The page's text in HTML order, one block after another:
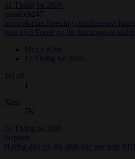
31 Tháng ba 2026
giaodich247
https://forum.forexitig.com/forums/
giao dịch Forex uy tín
Mr Le Khoi
17 Tháng hai 2026
Trả lời
Xem
7K
14 Tháng ba 2026
tbapneh
Hướng dẫn cài đặt sinh trắc học trên